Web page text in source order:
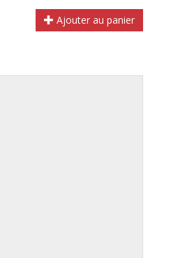
Ajouter au panier